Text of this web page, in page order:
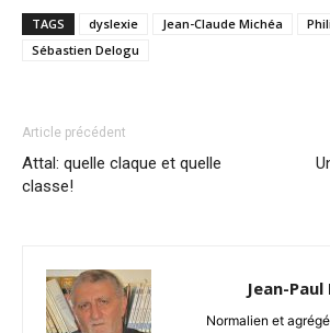
TAGS dyslexie Jean-Claude Michéa
Sébastien Delogu
Article précédent
Attal: quelle claque et quelle
classe!
Jean-
Normalien et